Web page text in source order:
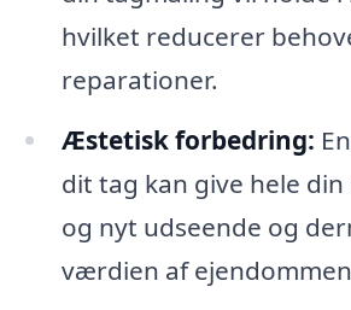
hvilket reducerer
reparationer.
Æstetisk forbedring:
dit tag kan give hele
og nyt udseende og
værdien af